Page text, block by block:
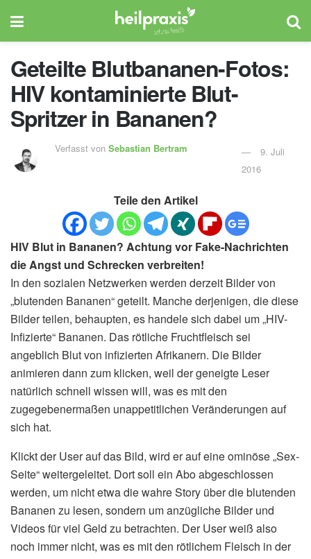
Geteilte Blutbananen-Fotos:
HIV kontaminierte Blut-
Spritzer in Bananen?
Verfasst von Sebastian Bertram
9. Juli
2016
Teile den Artikel
HIV Blut in Bananen? Achtung vor Fake-Nachrichten
die Angst und Schrecken verbreiten!
In den sozialen Netzwerken werden derzeit Bilder von
„blutenden Bananen“ geteilt. Manche derjenigen, die diese
Bilder teilen, behaupten, es handele sich dabei um „HIV-
Infizierte“ Bananen. Das rötliche Fruchtfleisch sei
angeblich Blut von infizierten Afrikanern. Die Bilder
animieren dann zum klicken, weil der geneigte Leser
natürlich schnell wissen will, was es mit den
zugegebenermaßen unappetitlichen Veränderungen auf
sich hat.
Klickt der User auf das Bild, wird er auf eine ominöse „Sex-
Seite“ weitergeleitet. Dort soll ein Abo abgeschlossen
werden, um nicht etwa die wahre Story über die blutenden
Bananen zu lesen, sondern um anzügliche Bilder und
Videos für viel Geld zu betrachten. Der User weiß also
noch immer nicht, was es mit den rötlichem Fleisch in der